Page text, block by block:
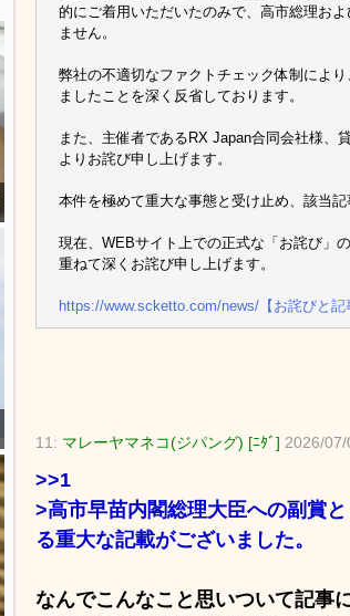
的にご着用いただいたのみで、高市総理お
ません。
弊社の不適切なファクトチェック体制によ
ましたことを深く反省しております。
また、主催者であるRX Japan合同会社様、
よりお詫び申し上げます。
本件を極めて重大な事態と受け止め、該当記
現在、WEBサイト上での正式な「お詫び」
重ねて深くお詫び申し上げます。
https://www.scketto.com/news/【お詫びと記
11: マレーヤマネコ(ジパング) [ﾆﾀﾞ] 2026/
>>1
>高市早苗内閣総理大臣への副賞
る重大な記載がございました。
なんでこんなこと思いついて記事